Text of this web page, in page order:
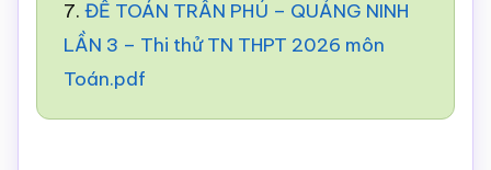
7. ĐỀ TOÁN TRẦN PHÚ – QUẢNG NINH
LẦN 3 – Thi thử TN THPT 2026 môn
Toán.pdf